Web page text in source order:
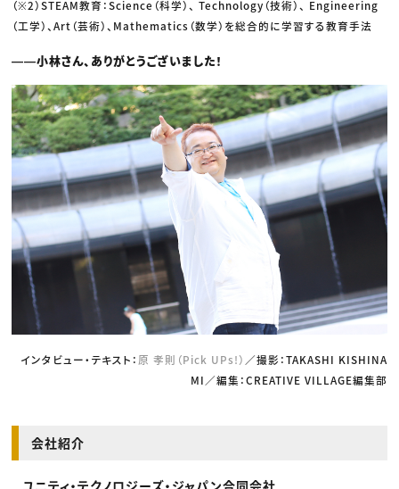
（※2）STEAM教育：Science（科学）、 Technology（技術）、 Engineering
（工学）、Art（芸術）、Mathematics（数学）を総合的に学習する教育手法
――小林さん、ありがとうございました！
インタビュー・テキスト： 原 孝則（Pick UPs!） ／撮影：TAKASHI KISHINA
MI／編集：CREATIVE VILLAGE編集部
会社紹介